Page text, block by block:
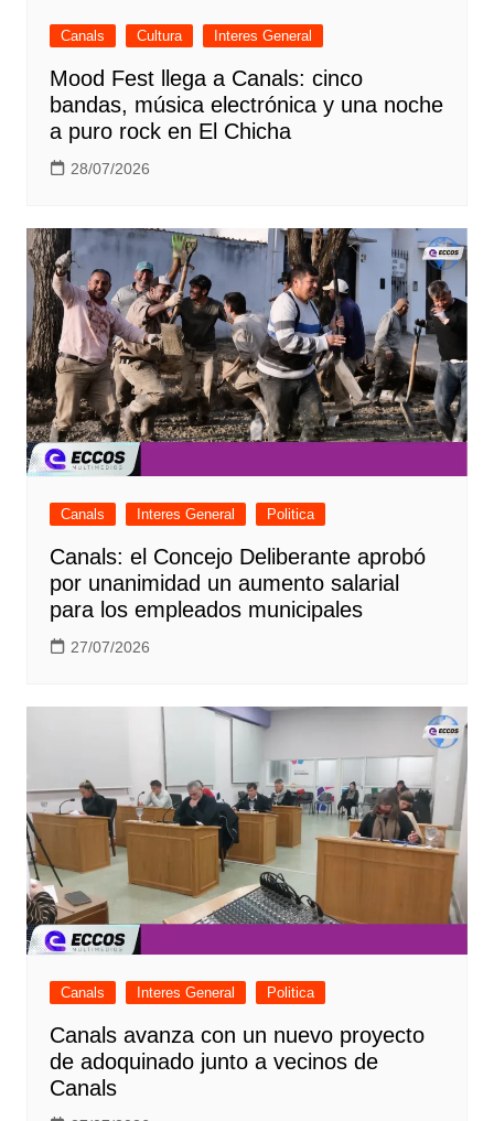
Canals Cultura Interes General
Mood Fest llega a Canals: cinco
bandas, música electrónica y una noche
a puro rock en El Chicha
28/07/2026
Canals Interes General Politica
Canals: el Concejo Deliberante aprobó
por unanimidad un aumento salarial
para los empleados municipales
27/07/2026
Canals Interes General Politica
Canals avanza con un nuevo proyecto
de adoquinado junto a vecinos de
Canals